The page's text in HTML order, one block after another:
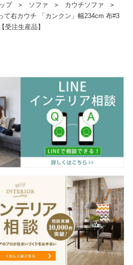
プ ＞ ソファ ＞ カウチソファ
＞
て右カウチ 「カンクン」幅234cm 布#3
受注生産品】